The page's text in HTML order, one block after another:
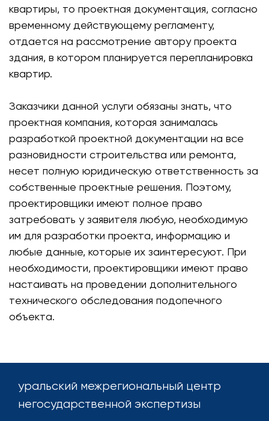
квартиры, то проектная документация, согласно
временному действующему регламенту,
отдается на рассмотрение автору проекта
здания, в котором планируется перепланировка
квартир.
Заказчики данной услуги обязаны знать, что
проектная компания, которая занималась
разработкой проектной документации на все
разновидности строительства или ремонта,
несет полную юридическую ответственность за
собственные проектные решения. Поэтому,
проектировщики имеют полное право
затребовать у заявителя любую, необходимую
им для разработки проекта, информацию и
любые данные, которые их заинтересуют. При
необходимости, проектировщики имеют право
настаивать на проведении дополнительного
технического обследования подопечного
объекта.
уральский межрегиональный центр
негосударственной экспертизы